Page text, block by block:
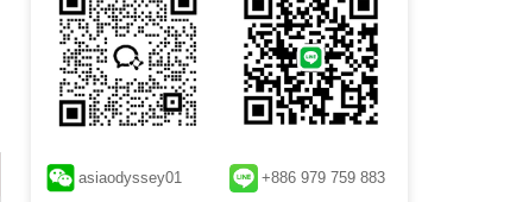
asiaodyssey01 +886 979 759 883